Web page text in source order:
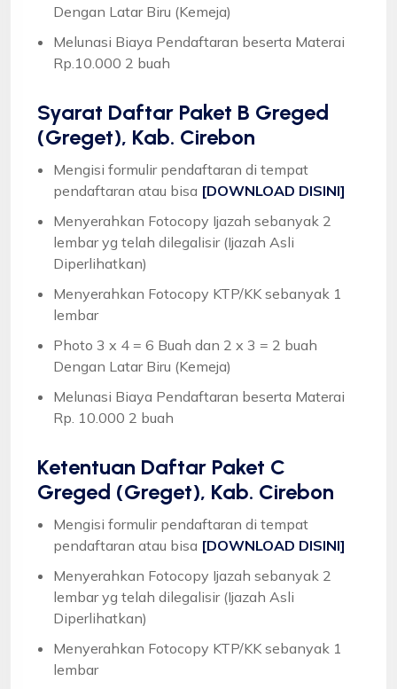
Dengan Latar Biru (Kemeja)
Melunasi Biaya Pendaftaran beserta Materai
Rp.10.000 2 buah
Syarat Daftar Paket B Greged
(Greget), Kab. Cirebon
Mengisi formulir pendaftaran di tempat
pendaftaran atau bisa [DOWNLOAD DISINI]
Menyerahkan Fotocopy Ijazah sebanyak 2
lembar yg telah dilegalisir (Ijazah Asli
Diperlihatkan)
Menyerahkan Fotocopy KTP/KK sebanyak 1
lembar
Photo 3 x 4 = 6 Buah dan 2 x 3 = 2 buah
Dengan Latar Biru (Kemeja)
Melunasi Biaya Pendaftaran beserta Materai
Rp. 10.000 2 buah
Ketentuan Daftar Paket C
Greged (Greget), Kab. Cirebon
Mengisi formulir pendaftaran di tempat
pendaftaran atau bisa [DOWNLOAD DISINI]
Menyerahkan Fotocopy Ijazah sebanyak 2
lembar yg telah dilegalisir (Ijazah Asli
Diperlihatkan)
Menyerahkan Fotocopy KTP/KK sebanyak 1
lembar